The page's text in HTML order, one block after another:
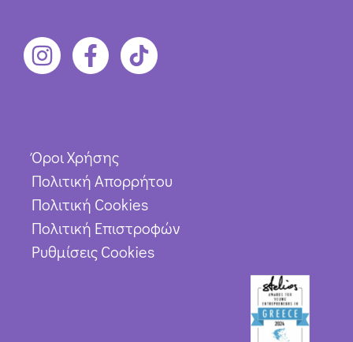
Όροι Χρήσης
Πολιτική Απορρήτου
Πολιτική Cookies
Πολιτική Επιστροφών
Ρυθμίσεις Cookies